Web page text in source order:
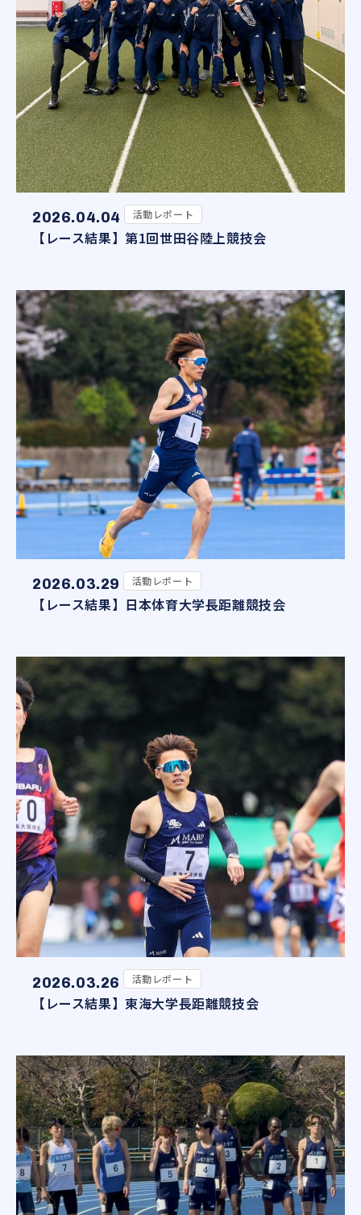
2026.04.04 活動レポート
【レース結果】第1回世田谷陸上競技会
2026.03.29 活動レポート
【レース結果】日本体育大学長距離競技会
2026.03.26 活動レポート
【レース結果】東海大学長距離競技会